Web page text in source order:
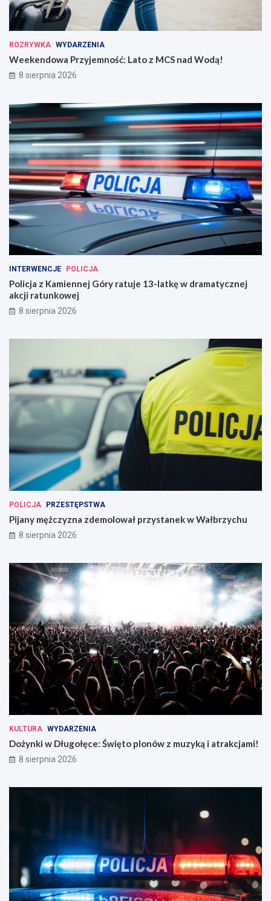
ROZRYWKA WYDARZENIA
Weekendowa Przyjemność: Lato z MCS nad Wodą!
8 sierpnia 2026
INTERWENCJE POLICJA
Policja z Kamiennej Góry ratuje 13-latkę w dramatycznej
akcji ratunkowej
8 sierpnia 2026
POLICJA PRZESTĘPSTWA
Pijany mężczyzna zdemolował przystanek w Wałbrzychu
8 sierpnia 2026
KULTURA WYDARZENIA
Dożynki w Długołęce: Święto plonów z muzyką i atrakcjami!
8 sierpnia 2026